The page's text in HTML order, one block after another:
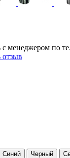
менеджером по
отзыв
Синий Черный